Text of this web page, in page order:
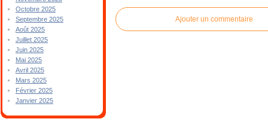
Octobre 2025
Septembre 2025
Août 2025
Juillet 2025
Juin 2025
Mai 2025
Avril 2025
Mars 2025
Février 2025
Janvier 2025
Ajouter un commentaire